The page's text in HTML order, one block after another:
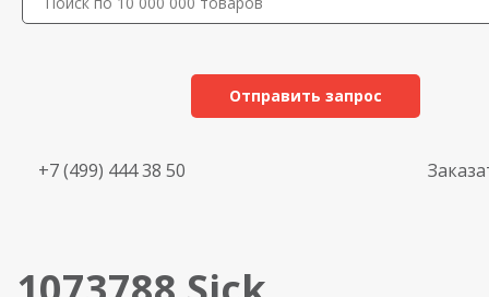
Отправить запрос
+7 (499) 444 38 50